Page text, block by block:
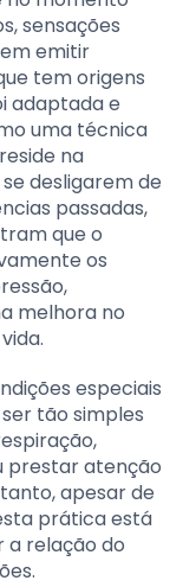
sensações
emitir
tem origens
adaptada e
uma técnica
na
desligarem de
passadas,
que o
os
melhora no
especiais
tão simples
prestar atenção
apesar de
prática está
relação do